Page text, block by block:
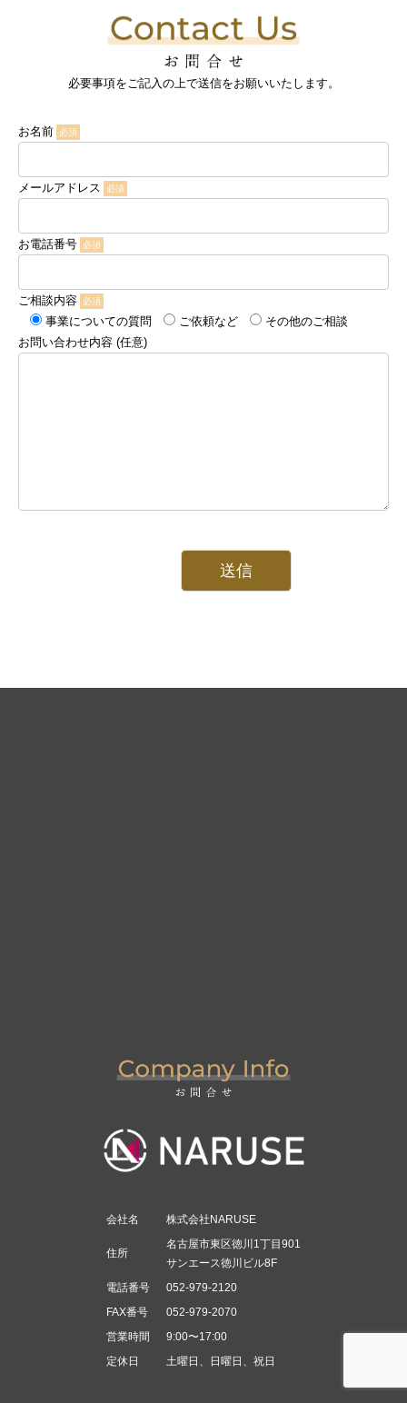
必要事項をご記入の上で送信をお願いいたします。
お名前
メールアドレス
お電話番号
ご相談内容
事業についての質問
ご依頼など
その他のご相談
お問い合わせ内容 (任意)
会社名 株式会社NARUSE
住所
名古屋市東区徳川1丁目901
サンエース徳川ビル8F
電話番号
052-979-2120
FAX番号
052-979-2070
営業時間
9:00〜17:00
定休日
土曜日、日曜日、祝日